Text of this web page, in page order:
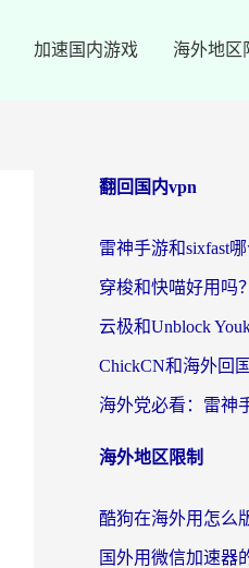
加速国内游戏 海外地区
翻回国内vpn
海外地区限制